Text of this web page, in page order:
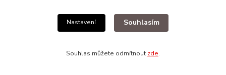
Nastavení Souhlasím
Souhlas můžete odmítnout zde.